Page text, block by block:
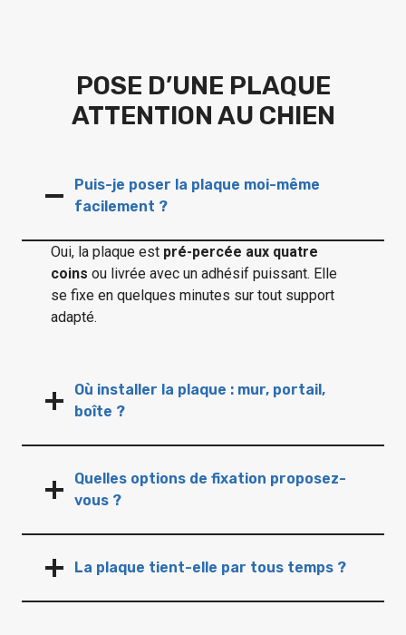
POSE D’UNE PLAQUE
ATTENTION AU CHIEN
Puis-je poser la plaque moi-même
facilement ?
Oui, la plaque est pré-percée aux quatre
coins ou livrée avec un adhésif puissant. Elle
se fixe en quelques minutes sur tout support
adapté.
Où installer la plaque : mur, portail,
boîte ?
Quelles options de fixation proposez-
vous ?
La plaque tient-elle par tous temps ?